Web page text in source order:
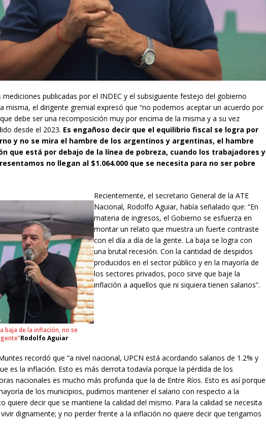
mediciones publicadas por el INDEC y el subsiguiente festejo del gobierno
misma, el dirigente gremial expresó que “no podemos aceptar un acuerdo por
debe ser una recomposición muy por encima de la misma y a su vez
desde el 2023. Es engañoso decir que el equilibrio fiscal se logra por
y no se mira el hambre de los argentinos y argentinas, el hambre
que está por debajo de la línea de pobreza, cuando los trabajadores y
no llegan al $1.064.000 que se necesita para no ser pobre
baja de la inflación, no se
Rodolfo Aguiar
Recientemente, el secretario General de la ATE
Nacional, Rodolfo Aguiar, había señalado que: “En
materia de ingresos, el Gobierno se esfuerza en
montar un relato que muestra un fuerte contraste
con el día a día de la gente. La baja se logra con
una brutal recesión. Con la cantidad de despidos
producidos en el sector público y en la mayoría de
los sectores privados, poco sirve que baje la
inflación a aquellos que ni siquiera tienen salarios”.
recordó que “a nivel nacional, UPCN está acordando salarios de 1.2% y
es la inflación. Esto es más derrota todavía porque la pérdida de los
nacionales es mucho más profunda que la de Entre Ríos. Esto es así porque
de los municipios, pudimos mantener el salario con respecto a la
quiere decir que se mantiene la calidad del mismo. Para la calidad se necesita
dignamente; y no perder frente a la inflación no quiere decir que tengamos